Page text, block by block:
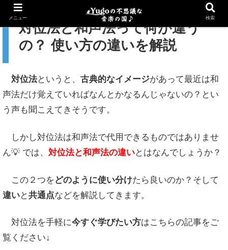
対位法と和声法って何が違う
の？ 使い方の違いを解説
対位法というと、 古典的なイメージがあって最近は和
声法だけ覚えていればなんとかなるんじゃないの？とい
う声も聞こえてきそうです。
しかし対位法は和声法で代用できるものではありませ
ん💡 では、 対位法と和声法の違いとはなんでしょうか？
この２つをどのように使い分けたら良いのか？そして
違いと共通点などを解説してきます。
対位法を手軽に今すぐ学びたい方はこちらの記事をご
覧ください↓
メニュー 検索